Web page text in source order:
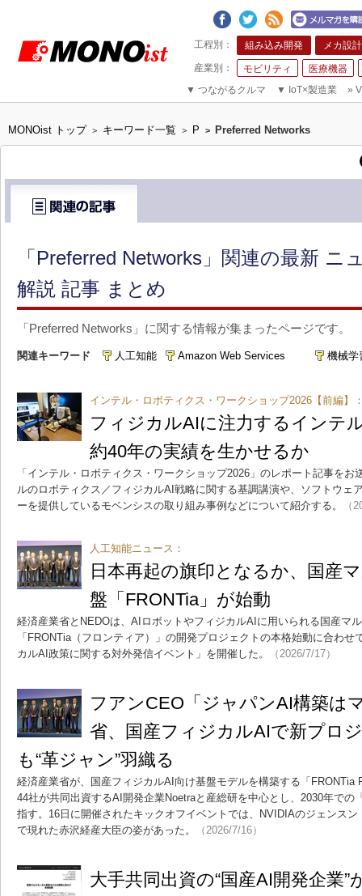
組み込み開発 メカ設計
モビリティ
医療機器
▼ つながるクルマ ▼ IoT×製造業 »
MONOist トップ > キーワード一覧 > P > Preferred Networks
「Preferred Networks」関連の最新 ニ
解説 記事 まとめ
「Preferred Networks」に関する情報が集まったページです。
関連キーワード 人工知能 Amazon Web Services 機械学
インテル・ロボティクス・ワークショップ2026【前編】
フィジカルAIに注力するインテ
約40年の実績を生かせるか
「インテル・ロボティクス・ワークショップ2026」のレポート記事を
ルのロボティクス／フィジカルAI戦略に関する基調講演や、ソフトウェ
ーを提供しているモベンシスの取り組み事例などについて紹介する。
（
人工知能ニュース：
日本再起の旗印となるか、国産
盤「FRONTia」が始動
経済産業省とNEDOは、AIロボットやフィジカルAIに用いられる国産マ
「FRONTia（フロンティア）」の開発プロジェクトの本格始動に合わ
カルAI政策に関する対外発信イベント」を開催した。
（2026/7/17）
フアンCEO「ジャパンAI構築
省、国産フィジカルAIで新プロ
も“革ジャン”羽織る
経済産業省が、国産フィジカルAI向け基盤モデルを構築する「FRONTia
44社が共同出資するAI開発企業Noetraと産総研を中心とし、2030年での
指す。16日に開催されたキックオフイベントでは、NVIDIAのジェンス
で現れた赤沢経産大臣の姿があった。
（2026/7/16）
大手共同出資の“国産AI開発企業